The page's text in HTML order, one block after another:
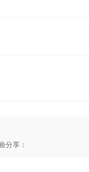
分享：